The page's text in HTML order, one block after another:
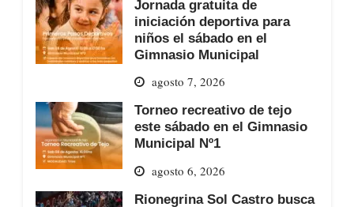
Jornada gratuita de
iniciación deportiva para
niños el sábado en el
Gimnasio Municipal
agosto 7, 2026
Torneo recreativo de tejo
este sábado en el Gimnasio
Municipal Nº1
agosto 6, 2026
Rionegrina Sol Castro busca